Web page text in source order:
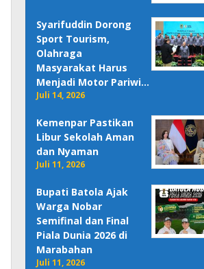
Syarifuddin Dorong
Sport Tourism,
Olahraga
Masyarakat Harus
Menjadi Motor Pariwi…
Juli 14, 2026
Kemenpar Pastikan
Libur Sekolah Aman
dan Nyaman
Juli 11, 2026
Bupati Batola Ajak
Warga Nobar
Semifinal dan Final
Piala Dunia 2026 di
Marabahan
Juli 11, 2026